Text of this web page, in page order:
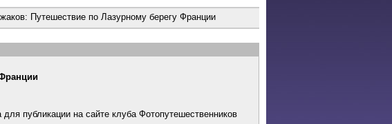
Путешествие по Лазурному берегу Франции
публикации на сайте клуба Фотопутешественников